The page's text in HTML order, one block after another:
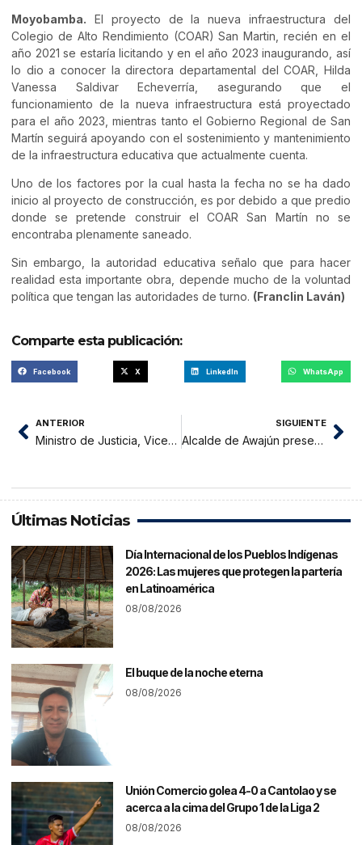
Moyobamba. El proyecto de la nueva infraestructura del
Colegio de Alto Rendimiento (COAR) San Martin, recién en el
año 2021 se estaría licitando y en el año 2023 inaugurando, así
lo dio a conocer la directora departamental del COAR, Hilda
Vanessa Saldivar Echeverría, asegurando que el
funcionamiento de la nueva infraestructura está proyectado
para el año 2023, mientras tanto el Gobierno Regional de San
Martín seguirá apoyando con el sostenimiento y mantenimiento
de la infraestructura educativa que actualmente cuenta.
Uno de los factores por la cual hasta la fecha no se ha dado
inicio al proyecto de construcción, es por debido a que predio
donde se pretende construir el COAR San Martín no se
encontraba plenamente saneado.
Sin embargo, la autoridad educativa señalo que para hacer
realidad esta importante obra, depende mucho de la voluntad
política que tengan las autoridades de turno. (Franclin Laván)
Comparte esta publicación:
Facebook X LinkedIn WhatsApp
ANTERIOR
Ministro de Justicia, Vicente Zeballos, visitó Moyobamba
SIGUIENTE
Alcalde de Awajún presenta adquisición de camión compactador
Últimas Noticias
Día Internacional de los Pueblos Indígenas
2026: Las mujeres que protegen la partería
en Latinoamérica
08/08/2026
El buque de la noche eterna
08/08/2026
Unión Comercio golea 4-0 a Cantolao y se
acerca a la cima del Grupo 1 de la Liga 2
08/08/2026